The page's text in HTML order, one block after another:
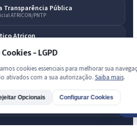
Transparência Pública
ATRICON/PNTP
Atricon
- LGPD
cookies essenciais para melhorar sua
ativados com a sua autorização.Saiba mais.
Opcionais Configurar Cookies